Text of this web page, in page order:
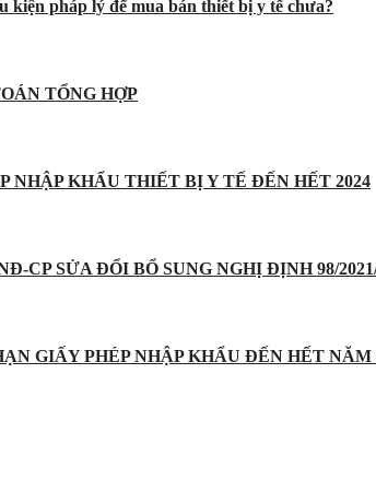
kiện pháp lý để mua bán thiết bị y tế chưa?
TỔNG HỢP
NHẬP KHẨU THIẾT BỊ Y TẾ ĐẾN HẾT 2024
CP SỬA ĐỔI BỔ SUNG NGHỊ ĐỊNH 98/
GIẤY PHÉP NHẬP KHẨU ĐẾN HẾT NĂM